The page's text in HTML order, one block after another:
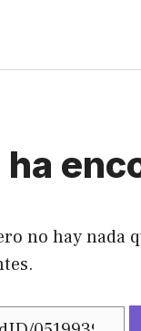
ha
no hay nada